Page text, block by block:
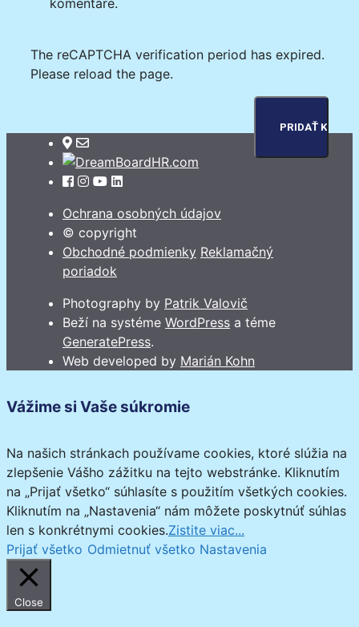
The reCAPTCHA verification period has expired.
Please reload the page.
Ochrana osobných údajov
© copyright
Obchodné podmienky Reklamačný
poriadok
Photography by Patrik Valovič
Beží na systéme WordPress a téme
GeneratePress.
Web developed by Marián Kohn
Vážime si Vaše súkromie
Na našich stránkach používame cookies, ktoré slúžia na
zlepšenie Vášho zážitku na tejto webstránke. Kliknutím
na „Prijať všetko“ súhlasíte s použitím všetkých cookies.
Kliknutím na „Nastavenia“ nám môžete poskytnúť súhlas
len s konkrétnymi cookies.Zistite viac...
Prijať všetko Odmietnuť všetko Nastavenia
Close